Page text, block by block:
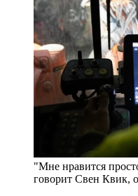
"Мне нравится
говорит Свен Квик,